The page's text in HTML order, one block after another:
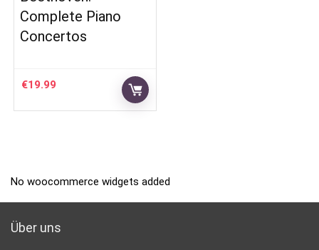
Complete Piano
Concertos
€19.99
No woocommerce widgets added
Über uns